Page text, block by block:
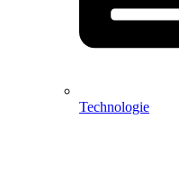
Technologie